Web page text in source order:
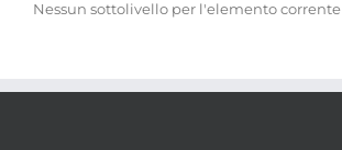
Nessun sottolivello per l'elemento corrente